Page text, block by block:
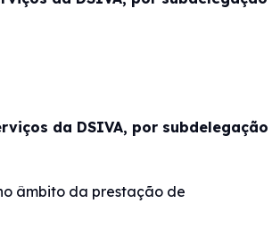
da DSIVA, por subdelegação
âmbito da prestação de